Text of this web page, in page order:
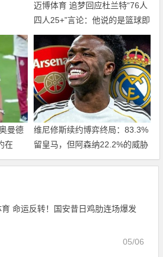
迈博体育 追梦回应杜兰特“76人
四人25+”言论：他说的是篮球即
得分，但别拿他和詹姆斯作比较
曼德
在
落
维尼修斯续约博弈终局：83.3%
留皇马，但阿森纳22.2%的威胁
真实存在，大发体育助力你的致
育 命运反转！国安昔日鸡肋连场爆发
05/06